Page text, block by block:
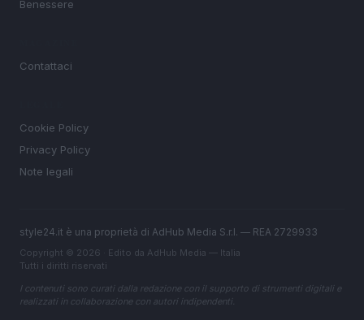
Benessere
Contattaci
Cookie Policy
Privacy Policy
Note legali
style24.it è una proprietà di AdHub Media S.r.l. — REA 2729933
Copyright © 2026 · Edito da AdHub Media — Italia
Tutti i diritti riservati
I contenuti sono curati dalla redazione con il supporto di strumenti digitali e
realizzati in collaborazione con autori indipendenti.